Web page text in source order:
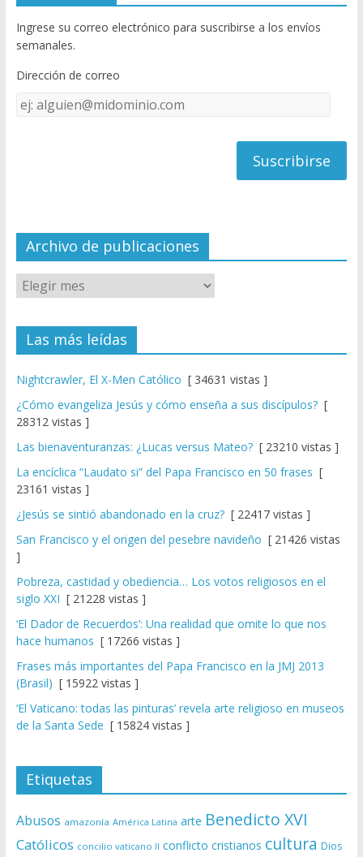
b
o
o
k
er T
u
e
C
el
Ingrese su correo electrónico para suscribirse a los envíos
semanales.
Dirección de correo
Dirección
de
Archivo de publicaciones
Las más leídas
Nightcrawler, El X-Men Católico [ 34631 vistas ]
¿Cómo evangeliza Jesús y cómo enseña a sus discípulos?[
28312 vistas ]
Las bienaventuranzas: ¿Lucas versus Mateo?[ 23210 vistas ]
La encíclica “Laudato si” del Papa Francisco en 50 frases [
23161 vistas ]
¿Jesús se sintió abandonado en la cruz?[ 22417 vistas ]
San Francisco y el origen del pesebre navideño [ 21426 vistas
]
Pobreza, castidad y obediencia… Los votos religiosos en el
siglo XXI [ 21228 vistas ]
‘El Dador de Recuerdos’: Una realidad que omite lo que nos
hace humanos [ 17266 vistas ]
Frases más importantes del Papa Francisco en la JMJ 2013
(Brasil) [ 15922 vistas ]
‘El Vaticano: todas las pinturas’ revela arte religioso en museos
de la Santa Sede [ 15824 vistas ]
Etiquetas
Abusos amazonía América Latina arte Benedicto XVI
Católicos concilio vaticano II conflicto cristianos cultura Dios